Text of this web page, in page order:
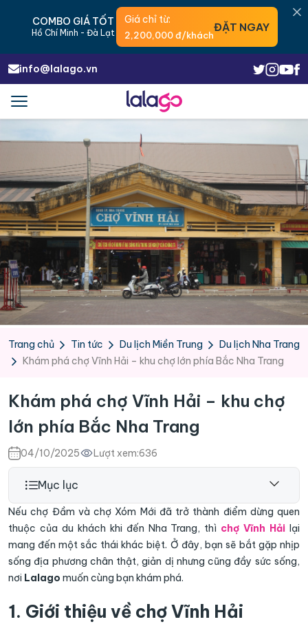
COMBO GIÁ TỐT
Hồ Chí Minh - Đà Lạt
Giá chỉ từ:
2,200,000 đ/khách
ĐẶT NGAY
info@lalago.vn
Menu
Trigger
Trang chủ Tin tức Du lịch Miền Trung
Du lịch Nha Trang
Khám phá chợ Vĩnh Hải – khu chợ lớn phía Bắc Nha Trang
Khám phá chợ Vĩnh Hải – khu chợ
lớn phía Bắc Nha Trang
04/10/2025 Lượt xem:636
Mục lục
Nếu chợ Đầm và chợ Xóm Mới đã trở thành điểm dừng quen
thuộc của du khách khi đến Nha Trang, thì chợ Vĩnh Hải lại
mang đến một sắc thái khác biệt. Ở đây, bạn sẽ bắt gặp nhịp
sống địa phương chân thật, giản dị nhưng cũng đầy sức sống,
nơi Lalago muốn cùng bạn khám phá.
1. Giới thiệu về chợ Vĩnh Hải